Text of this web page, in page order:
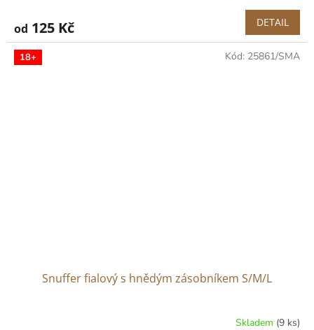
od 125 Kč DETAIL
18+
Snuffer fialový s hnědým zásobníkem S/M/L
Skladem (9 ks)
Kód: 25861/SMA